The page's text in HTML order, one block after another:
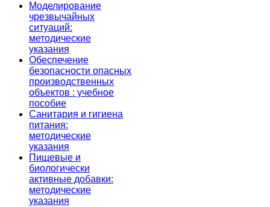
Моделирование
чрезвычайных
ситуаций:
методические
указания
Обеспечение
безопасности опасных
производственных
объектов : учебное
пособие
Санитария и гигиена
питания:
методические
указания
Пищевые и
биологически
активные добавки:
методические
указания